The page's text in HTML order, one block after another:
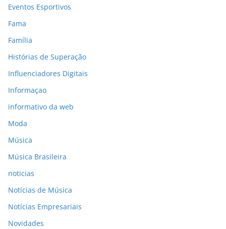
Eventos Esportivos
Fama
Família
Histórias de Superação
Influenciadores Digitais
Informaçao
informativo da web
Moda
Música
Música Brasileira
noticias
Notícias de Música
Notícias Empresariais
Novidades